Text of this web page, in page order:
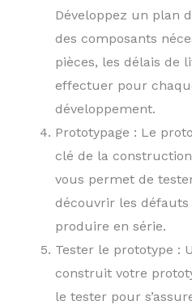
Développez un plan
des composants
pièces, les délais de
effectuer pour
développement.
Prototypage : Le
clé de la construction
vous permet de
découvrir les
produire en série.
Tester le prototype :
construit votre
le tester pour